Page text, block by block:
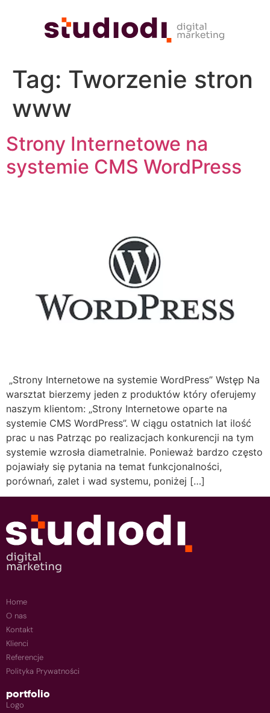
Tag: Tworzenie stron
www
Strony Internetowe na
systemie CMS WordPress
„Strony Internetowe na systemie WordPress” Wstęp Na
warsztat bierzemy jeden z produktów który oferujemy
naszym klientom: „Strony Internetowe oparte na
systemie CMS WordPress”. W ciągu ostatnich lat ilość
prac u nas Patrząc po realizacjach konkurencji na tym
systemie wzrosła diametralnie. Ponieważ bardzo często
pojawiały się pytania na temat funkcjonalności,
porównań, zalet i wad systemu, poniżej […]
Home
O nas
Kontakt
Klienci
Referencje
Polityka Prywatności
portfolio
Logo